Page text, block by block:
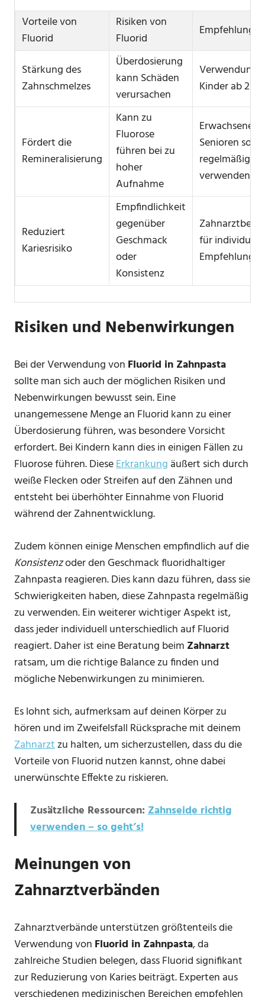
Vorteile von
Fluorid
Risiken von
Fluorid
Empfehlungen
Stärkung des
Zahnschmelzes
Überdosierung
kann Schäden
verursachen
Verwendung
Kinder ab 2
Fördert die
Remineralisierung
Kann zu
Fluorose
führen bei zu
hoher
Aufnahme
Erwachsene
Senioren
regelmäßig
verwenden
Reduziert
Kariesrisiko
Empfindlichkeit
gegenüber
Geschmack
oder
Konsistenz
für
Empfehlungen
Risiken und Nebenwirkungen
Bei der Verwendung von Fluorid in Zahnpasta
sollte man sich auch der möglichen Risiken und
Nebenwirkungen bewusst sein. Eine
unangemessene Menge an Fluorid kann zu einer
Überdosierung führen, was besondere Vorsicht
erfordert. Bei Kindern kann dies in einigen Fällen zu
Fluorose führen. DieseErkrankung äußert sich durch
weiße Flecken oder Streifen auf den Zähnen und
entsteht bei überhöhter Einnahme von Fluorid
während der Zahnentwicklung.
Zudem können einige Menschen empfindlich auf die
Konsistenzoder den Geschmack fluoridhaltiger
Zahnpasta reagieren. Dies kann dazu führen, dass sie
Schwierigkeiten haben, diese Zahnpasta regelmäßig
zu verwenden. Ein weiterer wichtiger Aspekt ist,
dass jeder individuell unterschiedlich auf Fluorid
reagiert. Daher ist eine Beratung beim Zahnarzt
ratsam, um die richtige Balance zu finden und
mögliche Nebenwirkungen zu minimieren.
Es lohnt sich, aufmerksam auf deinen Körper zu
hören und im Zweifelsfall Rücksprache mit deinem
Zahnarztzu halten, um sicherzustellen, dass du die
Vorteile von Fluorid nutzen kannst, ohne dabei
unerwünschte Effekte zu riskieren.
Zusätzliche Ressourcen:Zahnseide richtig
verwenden – so geht’s!
Meinungen von
Zahnarztverbänden
Zahnarztverbände unterstützen größtenteils die
Verwendung von Fluorid in Zahnpasta, da
zahlreiche Studien belegen, dass Fluorid signifikant
zur Reduzierung von Karies beiträgt. Experten aus